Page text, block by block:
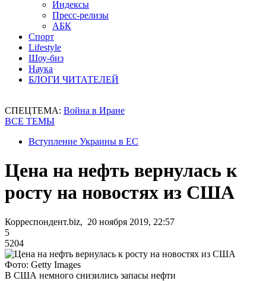
Индексы
Пресс-релизы
АБК
Спорт
Lifestyle
Шоу-биз
Наука
БЛОГИ ЧИТАТЕЛЕЙ
СПЕЦТЕМА: Война в Иране
ВСЕ ТЕМЫ
Вступление Украины в ЕС
Цена на нефть вернулась к
росту на новостях из США
Корреспондент.biz, 20 ноября 2019, 22:57
5
5204
Фото: Getty Images
В США немного снизились запасы нефти